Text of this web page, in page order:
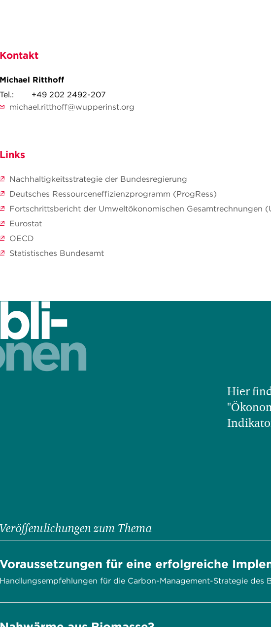
Kontakt
Michael Ritthoff
Tel.:
+49 202 2492-207
michael.ritthoff@wupperinst.org
Links
Nachhaltigkeitsstrategie der Bundesregierung
Deutsches Ressourceneffizienzprogramm (ProgRess)
Fortschrittsbericht der Umweltökonomischen Gesamtrechnungen
Eurostat
OECD
Statistisches Bundesamt
Hier
Veröffentlichungen zum Thema
Voraussetzungen für eine erfolgreiche
Handlungsempfehlungen für die Carbon-Management-Strategie des